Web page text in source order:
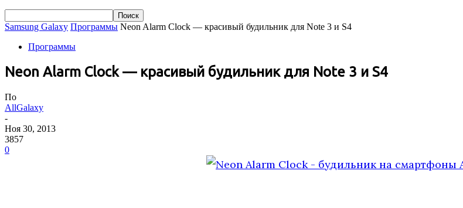
Samsung Galaxy Программы Neon Alarm Clock — красивый будильник для Note 3 и S4
Программы
Neon Alarm Clock — красивый будильник для Note 3 и S4
По
AllGalaxy
-
Ноя 30, 2013
3857
0